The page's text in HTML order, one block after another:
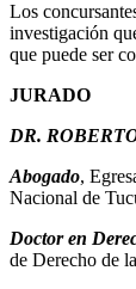
Los
investigación
que puede ser
JURADO
DR.
Abogado,
Nacional de
Doctor en
de Derecho de